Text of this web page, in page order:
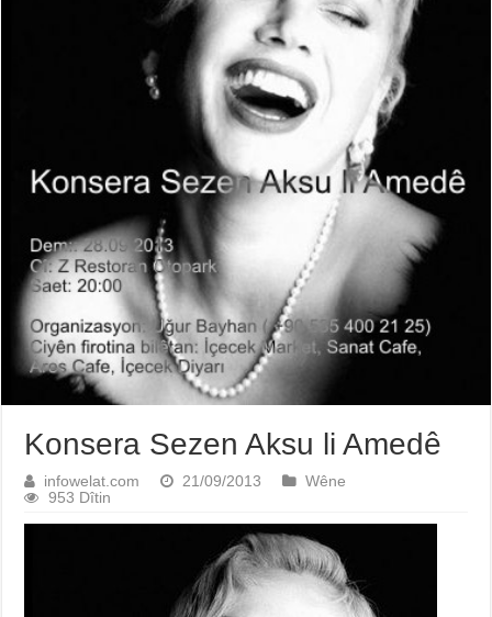
Konsera Sezen Aksu li Amedê
infowelat.com 21/09/2013
Wêne
953 Dîtin